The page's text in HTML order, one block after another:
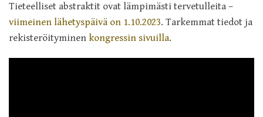
Tieteelliset abstraktit ovat lämpimästi tervetulleita –
viimeinen lähetyspäivä on 1.10.2023. Tarkemmat tiedot ja
rekisteröityminen kongressin sivuilla.